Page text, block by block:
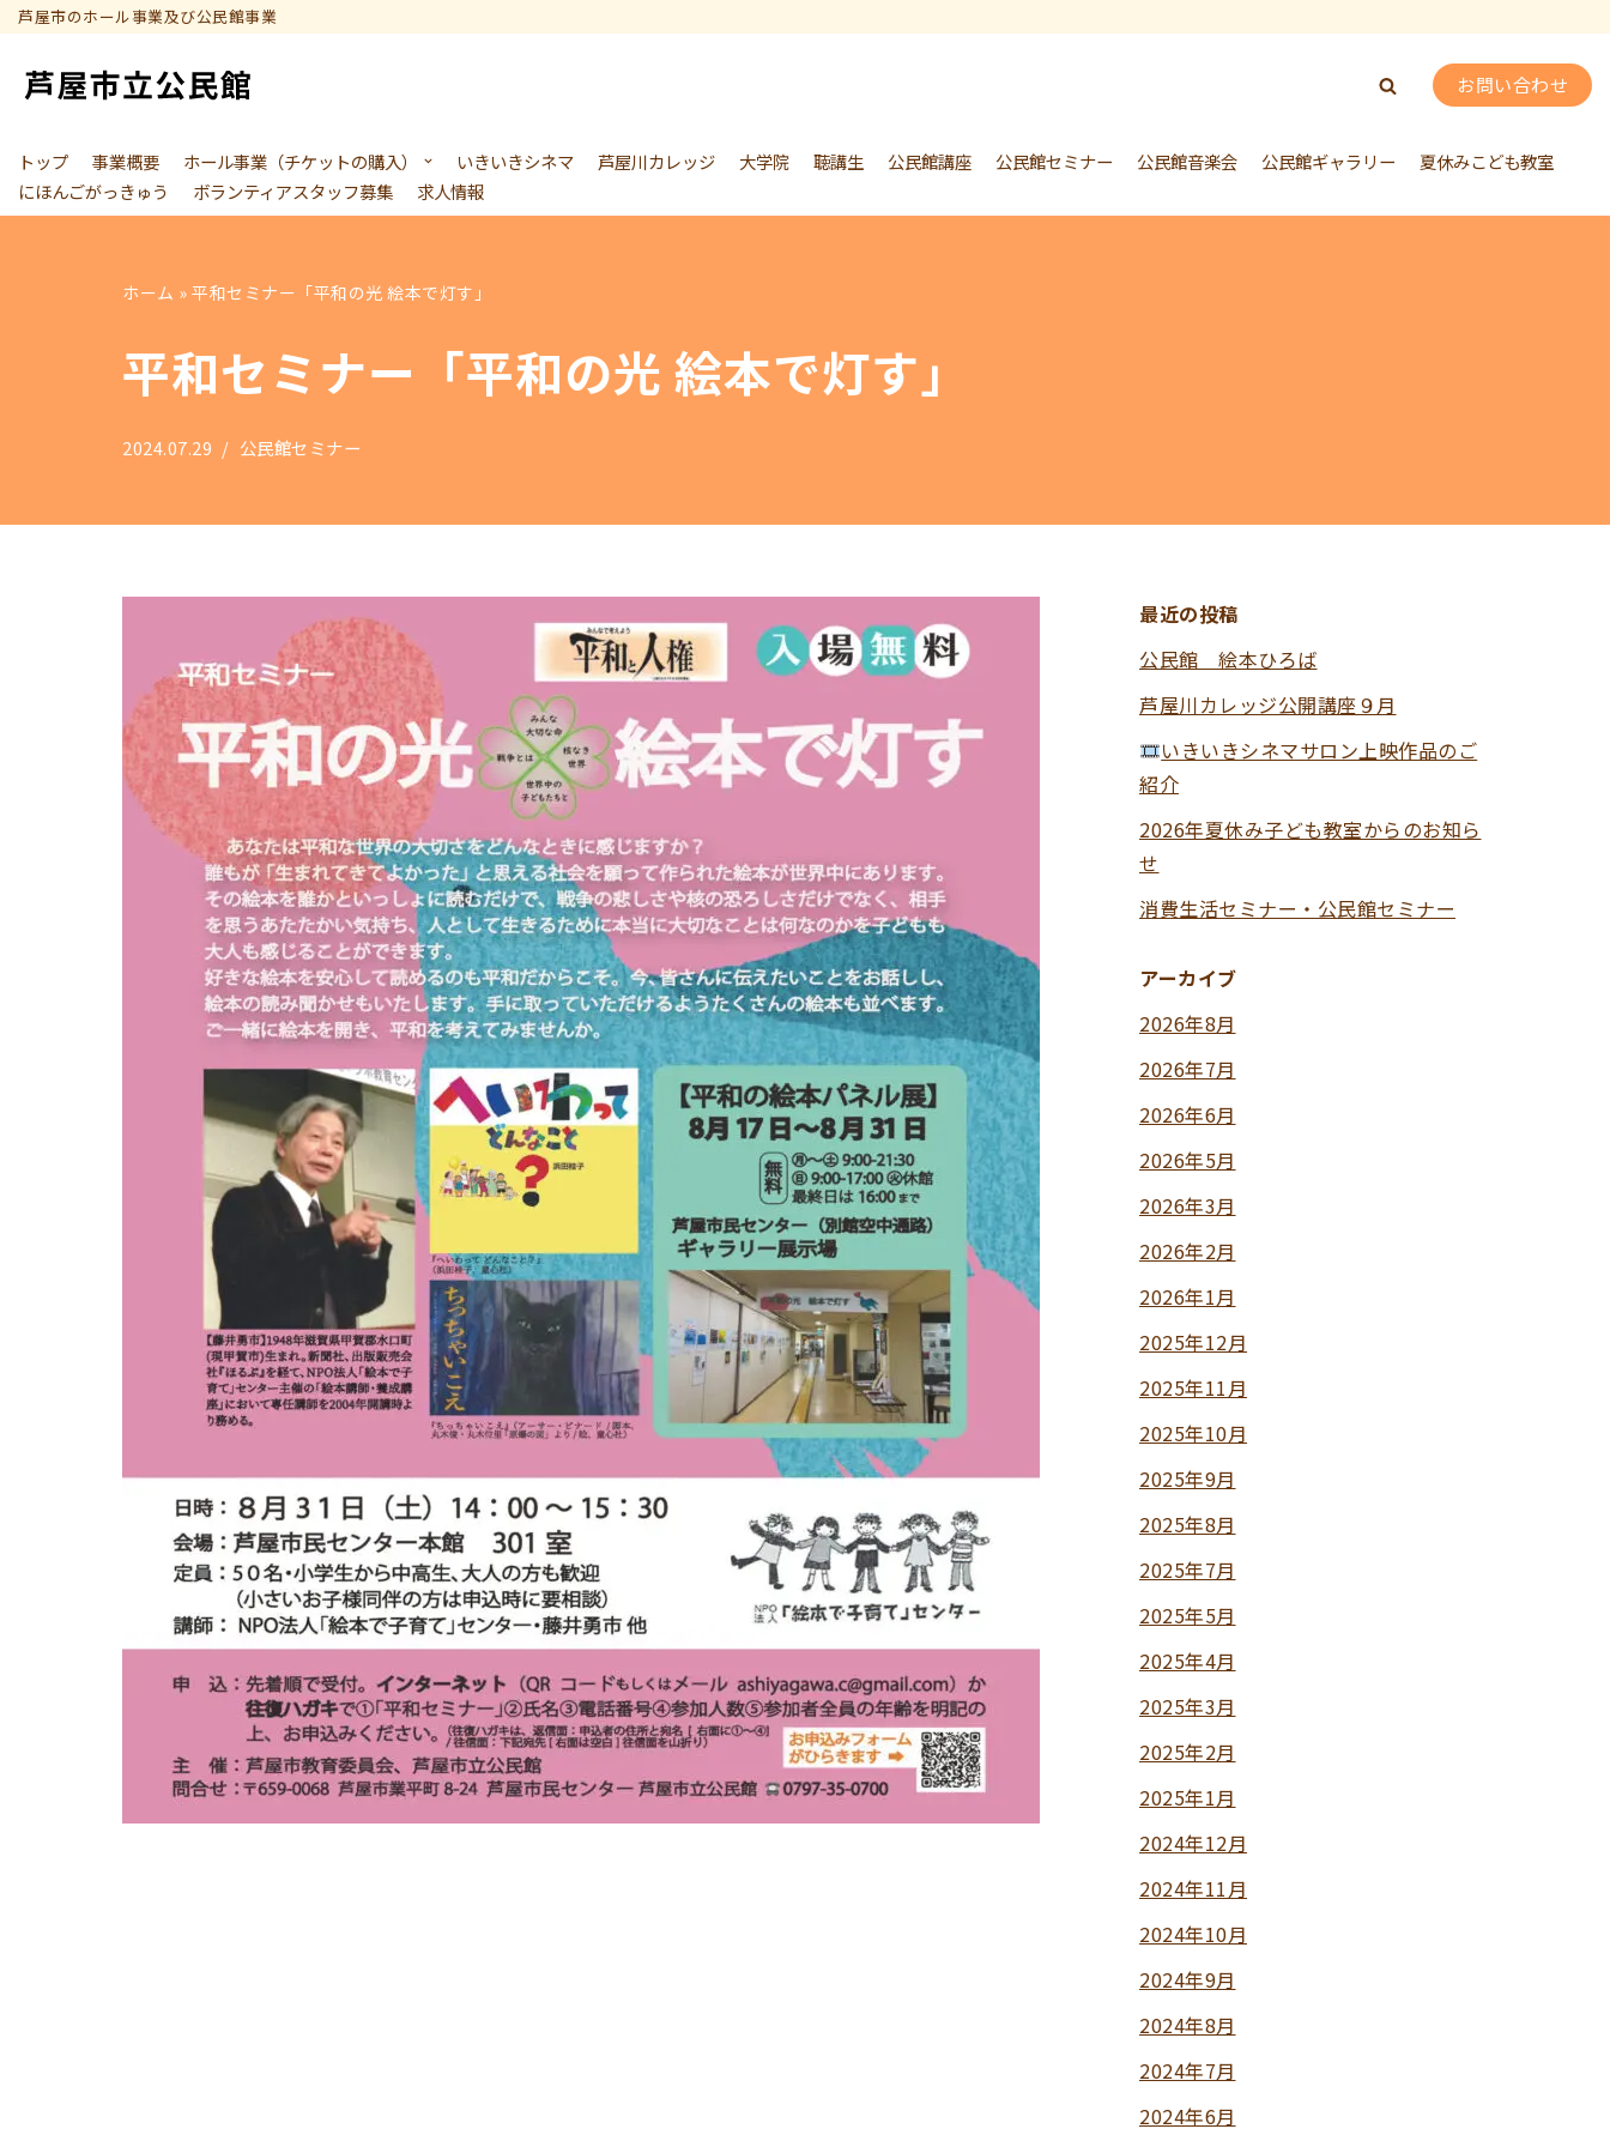
コ
ン
ン
ツ
芦屋市のホール事業及び公民館事業
お問い合わせ
トップ 事業概要 ホール事業（チケットの購入） いきいきシネマ 芦屋川カレッジ 大学院 聴講生 公民館講座 公民館セミナー 公民館音楽会 公民館ギャラリー
夏休みこども教室
にほんごがっきゅう
ボランティアスタッフ募集 求人情報
ホーム » 平和セミナー「平和の光 絵本で灯す」
平和セミナー「平和の光 絵本で灯す」
2024.07.29 公民館セミナー
最近の投稿
公民館 絵本ひろば
芦屋川カレッジ公開講座９月
いきいきシネマサロン上映作品のご
紹介
2026年夏休み子ども教室からのお知ら
せ
消費生活セミナー・公民館セミナー
アーカイブ
2026年8月
2026年7月
2026年6月
2026年5月
2026年3月
2026年2月
2026年1月
2025年12月
2025年11月
2025年10月
2025年9月
2025年8月
2025年7月
2025年5月
2025年4月
2025年3月
2025年2月
2025年1月
2024年12月
2024年11月
2024年10月
2024年9月
2024年8月
2024年7月
2024年6月